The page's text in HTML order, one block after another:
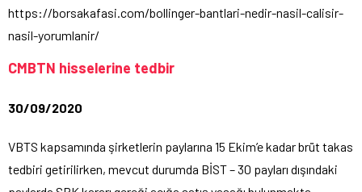
https://borsakafasi.com/bollinger-bantlari-nedir-nasil-calisir-
nasil-yorumlanir/
CMBTN hisselerine tedbir
30/09/2020
VBTS kapsamında şirketlerin paylarına 15 Ekim’e kadar brüt takas
tedbiri getirilirken, mevcut durumda BİST – 30 payları dışındaki